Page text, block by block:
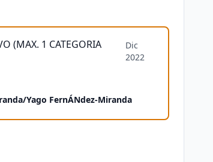
(MAX. 1 CATEGORIA
Dic
2022
/Yago FernÁNdez-Miranda